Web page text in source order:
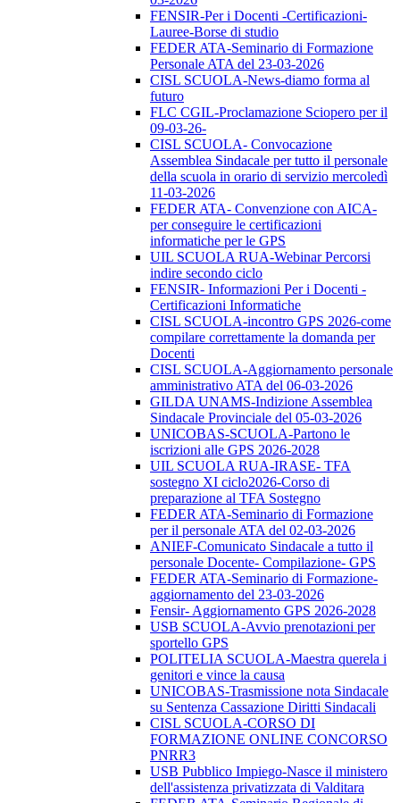
FENSIR-Per i Docenti -Certificazioni-
Lauree-Borse di studio
FEDER ATA-Seminario di Formazione
Personale ATA del 23-03-2026
CISL SCUOLA-News-diamo forma al
futuro
FLC CGIL-Proclamazione Sciopero per il
09-03-26-
CISL SCUOLA- Convocazione
Assemblea Sindacale per tutto il personale
della scuola in orario di servizio mercoledì
11-03-2026
FEDER ATA- Convenzione con AICA-
per conseguire le certificazioni
informatiche per le GPS
UIL SCUOLA RUA-Webinar Percorsi
indire secondo ciclo
FENSIR- Informazioni Per i Docenti -
Certificazioni Informatiche
CISL SCUOLA-incontro GPS 2026-come
compilare correttamente la domanda per
Docenti
CISL SCUOLA-Aggiornamento personale
amministrativo ATA del 06-03-2026
GILDA UNAMS-Indizione Assemblea
Sindacale Provinciale del 05-03-2026
UNICOBAS-SCUOLA-Partono le
iscrizioni alle GPS 2026-2028
UIL SCUOLA RUA-IRASE- TFA
sostegno XI ciclo2026-Corso di
preparazione al TFA Sostegno
FEDER ATA-Seminario di Formazione
per il personale ATA del 02-03-2026
ANIEF-Comunicato Sindacale a tutto il
personale Docente- Compilazione- GPS
FEDER ATA-Seminario di Formazione-
aggiornamento del 23-03-2026
Fensir- Aggiornamento GPS 2026-2028
USB SCUOLA-Avvio prenotazioni per
sportello GPS
POLITELIA SCUOLA-Maestra querela i
genitori e vince la causa
UNICOBAS-Trasmissione nota Sindacale
su Sentenza Cassazione Diritti Sindacali
CISL SCUOLA-CORSO DI
FORMAZIONE ONLINE CONCORSO
PNRR3
USB Pubblico Impiego-Nasce il ministero
dell'assistenza privatizzata di Valditara